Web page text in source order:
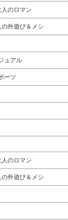
のロマン
外遊び＆メシ
ュアル
ーツ
のロマン
外遊び＆メシ